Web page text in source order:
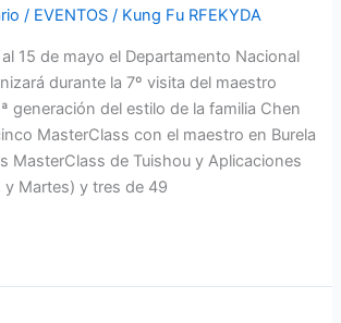
/ EVENTOS / Kung Fu RFEKYDA
15 de mayo el Departamento Nacional
durante la 7º visita del maestro
generación del estilo de la familia Chen
MasterClass con el maestro en Burela
MasterClass de Tuishou y Aplicaciones
y Martes) y tres de 49